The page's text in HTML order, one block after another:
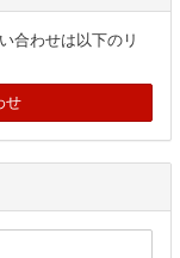
合わせは以下のリ
せ